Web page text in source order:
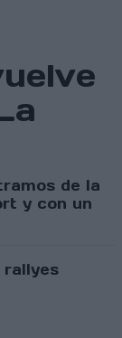
de la
y con un